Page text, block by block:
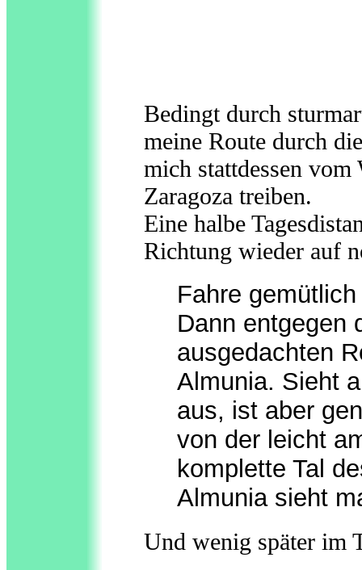
Bedingt durch
meine Route durch
mich stattdessen
Zaragoza treiben.
Eine halbe
Richtung wieder auf
Fahre
Dann entgegen
ausgedachten
Almunia. Sieht
aus, ist aber
von der leicht
komplette Tal
Almunia sieht
Und wenig später im